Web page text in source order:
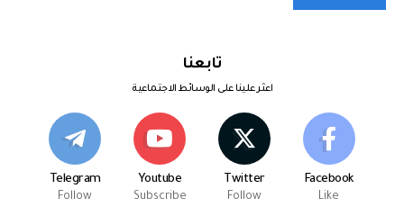
تابعنا
اعثر علينا على الوسائط الاجتماعية
Facebook
Like
Twitter
Follow
Youtube
Subscribe
Telegram
Follow